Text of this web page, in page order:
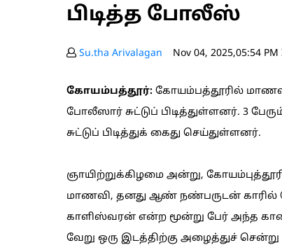
பிடித்த போலீஸ்
Su.tha Arivalagan Nov 04, 2025,05:54 PM
கோயம்பத்தூர்:கோயம்பத்தூரில்
போலீஸார் சுட்டுப் பிடித்துள்ளனர். 3
சுட்டுப் பிடித்துக் கைது செய்துள்ளனர்.
ஞாயிற்றுக்கிழமை அன்று,
மாணவி, தனது ஆண் நண்பருடன் காரில்
காளிஸ்வரன் என்ற மூன்று பேர் அந்த
வேறு ஒரு இடத்திற்கு அழைத்துச்